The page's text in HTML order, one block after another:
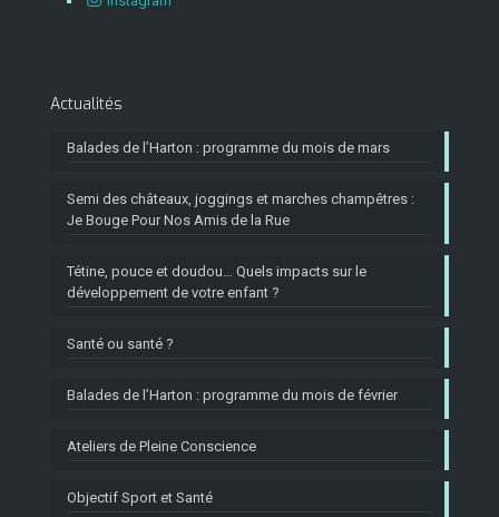
Actualités
Balades de l’Harton : programme du mois de mars
Semi des châteaux, joggings et marches champêtres :
Je Bouge Pour Nos Amis de la Rue
Tétine, pouce et doudou… Quels impacts sur le
développement de votre enfant ?
Santé ou santé ?
Balades de l’Harton : programme du mois de février
Ateliers de Pleine Conscience
Objectif Sport et Santé